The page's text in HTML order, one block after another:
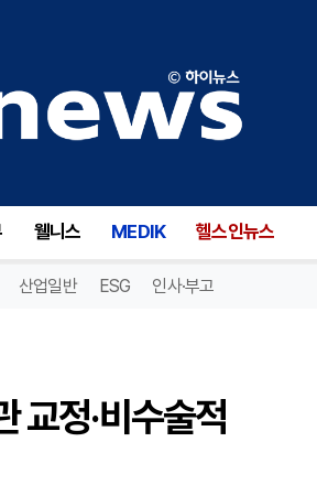
웰니스 MEDIK 헬스인뉴스
산업일반 ESG 인사·부고
교정·비수술적